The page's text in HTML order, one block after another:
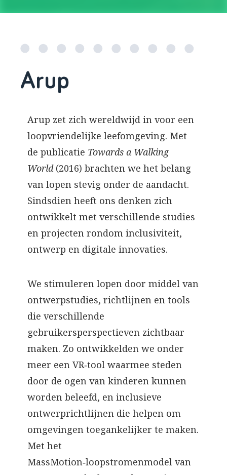
Arup
Arup zet zich wereldwijd in voor een
loopvriendelijke leefomgeving. Met
de publicatie Towards a Walking
World(2016) brachten we het belang
van lopen stevig onder de aandacht.
Sindsdien heeft ons denken zich
ontwikkelt met verschillende studies
en projecten rondom inclusiviteit,
ontwerp en digitale innovaties.
We stimuleren lopen door middel van
ontwerpstudies, richtlijnen en tools
die verschillende
gebruikersperspectieven zichtbaar
maken. Zo ontwikkelden we onder
meer een VR‑tool waarmee steden
door de ogen van kinderen kunnen
worden beleefd, en inclusieve
ontwerprichtlijnen die helpen om
omgevingen toegankelijker te maken.
Met het
MassMotion‑loopstromenmodel van